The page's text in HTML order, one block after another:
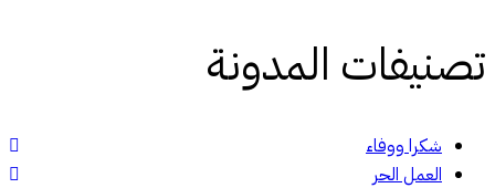
تصنيفات المدونة
شكرا ووفاء
العمل الحر